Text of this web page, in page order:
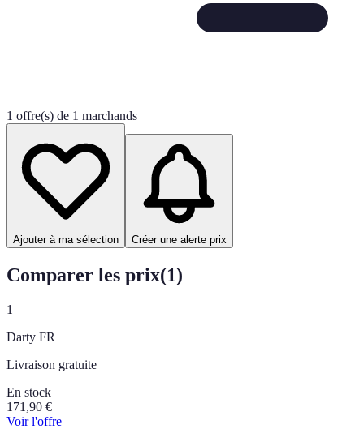
1 offre(s) de 1 marchands
Ajouter à ma sélection Créer une alerte prix
Comparer les prix(1)
1
Darty FR
Livraison gratuite
En stock
171,90 €
Voir l'offre